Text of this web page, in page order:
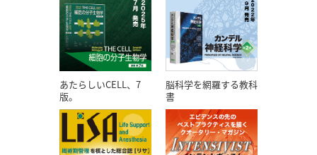
あたらしいCELL、7
版。
脳科学を網羅する教科
書